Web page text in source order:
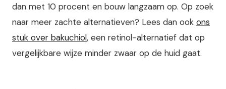
dan met 10 procent en bouw langzaam op. Op zoek
naar meer zachte alternatieven? Lees dan ook ons
stuk over bakuchiol, een retinol-alternatief dat op
vergelijkbare wijze minder zwaar op de huid gaat.